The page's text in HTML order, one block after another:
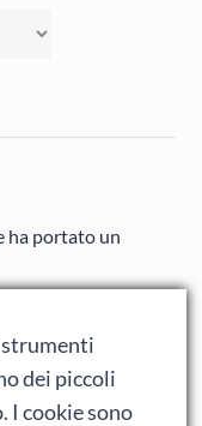
ha portato un
strumenti
dei piccoli
I cookie sono